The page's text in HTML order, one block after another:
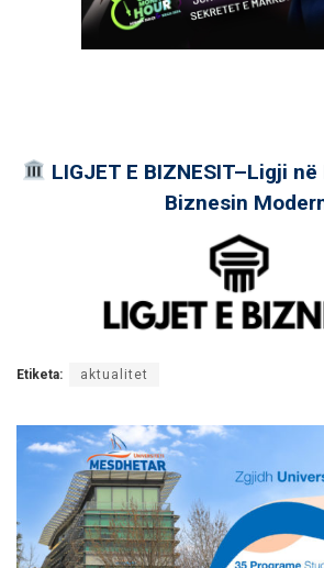
LIGJET E BIZNESIT–Ligji
Biznesin
Etiketa: aktualitet